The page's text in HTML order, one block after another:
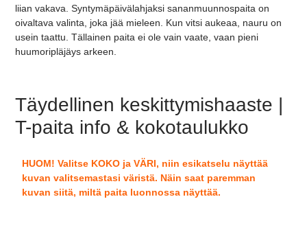
liian vakava. Syntymäpäivälahjaksi sananmuunnospaita on
oivaltava valinta, joka jää mieleen. Kun vitsi aukeaa, nauru on
usein taattu. Tällainen paita ei ole vain vaate, vaan pieni
huumoripläjäys arkeen.
Täydellinen keskittymishaaste |
T-paita info & kokotaulukko
HUOM! Valitse KOKO ja VÄRI, niin esikatselu näyttää
kuvan valitsemastasi väristä. Näin saat paremman
kuvan siitä, miltä paita luonnossa näyttää.